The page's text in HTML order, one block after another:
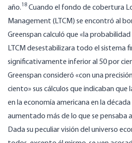
año.18 Cuando el fondo de cobertura
Management (LTCM) se encontró al
Greenspan calculó que «la
LTCM desestabilizara todo el sistema
significativamente inferior al 50 por
Greenspan consideró «con una
ciento» sus cálculos que indicaban
en la economía americana en la
aumentado más de lo que se pensaba
Dada su peculiar visión del universo